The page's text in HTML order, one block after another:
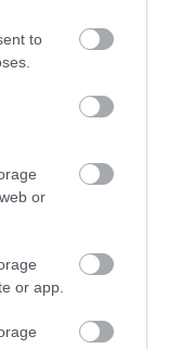
to
or
or app.
Για
Και Ξηρά